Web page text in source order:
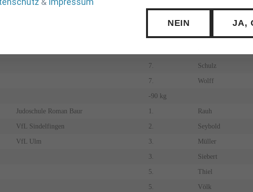
JV Nürtingen
5. Fritzmann
7. Schulz
7. Wolff
-90 kg
Judoschule Roman Baur 1. Rauh
VfL Sindelfingen 2. Seybold
VfL Ulm 3. Müller
3. Siebert
5. Thiel
5. Völk
NEIN JA,